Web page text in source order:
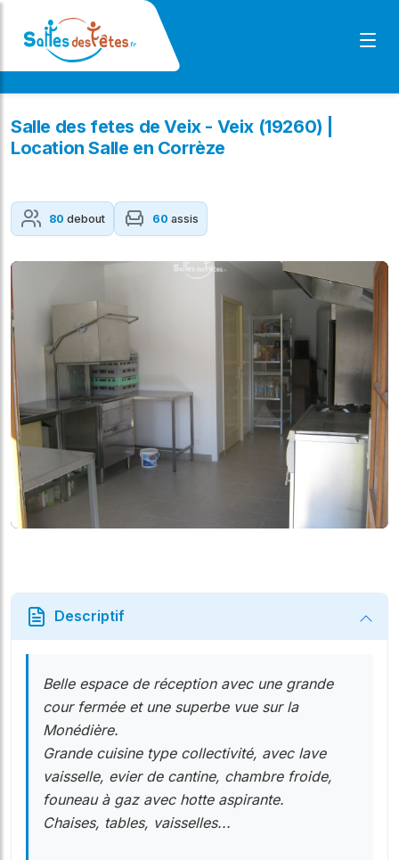
Salle des fetes de Veix - Veix (19260) |
Location Salle en Corrèze
80 debout 60 assis
Descriptif
Belle espace de réception avec une grande
cour fermée et une superbe vue sur la
Monédière.
Grande cuisine type collectivité, avec lave
vaisselle, evier de cantine, chambre froide,
founeau à gaz avec hotte aspirante.
Chaises, tables, vaisselles...